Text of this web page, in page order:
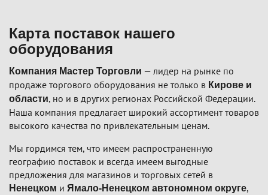
Карта поставок нашего
оборудования
Компания Мастер Торговли — лидер на рынке по
продаже торгового оборудования не только в Кирове и
области, но и в других регионах Российской Федерации.
Наша компания предлагает широкий ассортимент товаров
высокого качества по привлекательным ценам.
Мы гордимся тем, что имеем распространенную
географию поставок и всегда имеем выгодные
предложения для магазинов и торговых сетей в
Ненецком и Ямало-Ненецком автономном округе,